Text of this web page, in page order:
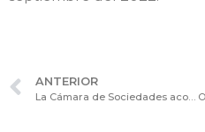
ANTERIOR